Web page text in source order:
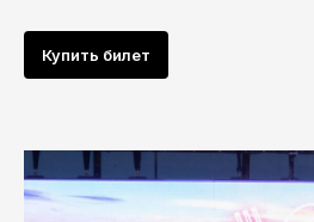
Купить билет